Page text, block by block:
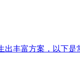
丰富方案，以下